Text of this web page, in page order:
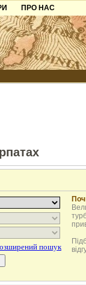
ПРО НАС
Контакти
Партнерам
Додати готель